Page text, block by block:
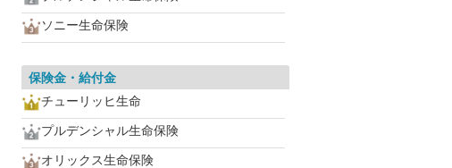
ソニー生命保険
保険金・給付金
チューリッヒ生命
プルデンシャル生命保険
オリックス生命保険